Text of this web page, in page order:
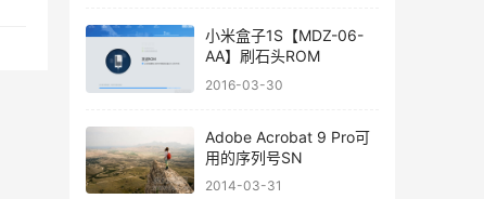
小米盒子1S【MDZ-06-
AA】刷石头ROM
2016-03-30
Adobe Acrobat 9 Pro可
用的序列号SN
2014-03-31